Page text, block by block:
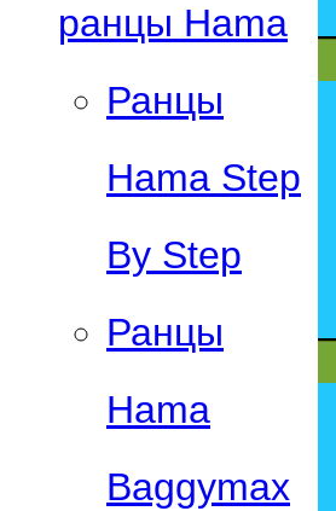
ранцы Hama
Ранцы
Hama Step
By Step
Ранцы
Hama
Baggymax